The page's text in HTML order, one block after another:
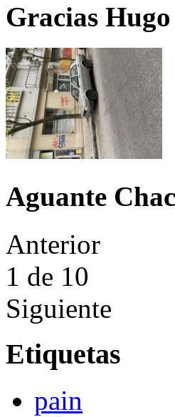
Gracias
Aguante
Anterior
1 de 10
Siguiente
Etiquetas
pain